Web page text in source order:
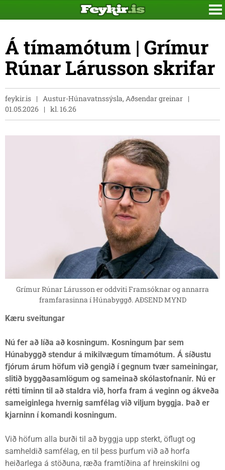
Á tímamótum | Grímur
Rúnar Lárusson skrifar
feykir.is
Austur-Húnavatnssýsla, Aðsendar greinar
01.05.2026
kl. 16.26
Grímur Rúnar Lárusson er oddviti Framsóknar og annarra
framfarasinna í Húnabyggð. AÐSEND MYND
Kæru sveitungar
Nú fer að líða að kosningum. Kosningum þar sem
Húnabyggð stendur á mikilvægum tímamótum. Á síðustu
fjórum árum höfum við gengið í gegnum tvær sameiningar,
slitið byggðasamlögum og sameinað skólastofnanir. Nú er
rétti tíminn til að staldra við, horfa fram á veginn og ákveða
sameiginlega hvernig samfélag við viljum byggja. Það er
kjarninn í komandi kosningum.
Við höfum alla burði til að byggja upp sterkt, öflugt og
samheldið samfélag, en til þess þurfum við að horfa
heiðarlega á stöðuna, ræða framtíðina af hreinskilni og